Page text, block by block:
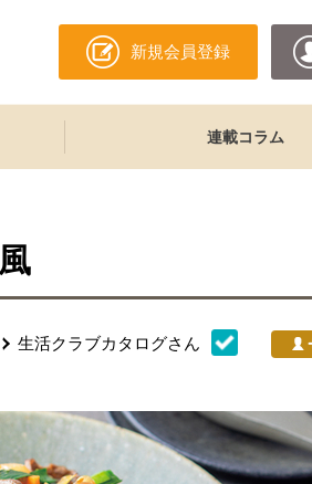
新規会員登録
連載コラム
生活クラブカタログさん